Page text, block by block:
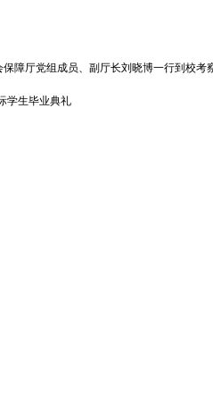
障厅党组成员、副厅长刘晓博一行到校考
学生毕业典礼